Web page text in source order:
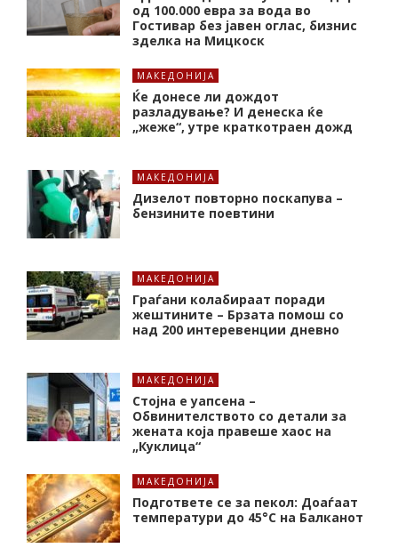
од 100.000 евра за вода во
Гостивар без јавен оглас, бизнис
зделка на Мицкоск
МАКЕДОНИЈА
Ќе донесе ли дождот
разладување? И денеска ќе
„жеже“, утре краткотраен дожд
МАКЕДОНИЈА
Дизелот повторно поскапува –
бензините поевтини
МАКЕДОНИЈА
Граѓани колабираат поради
жештините – Брзата помош со
над 200 интеревенции дневно
МАКЕДОНИЈА
Стојна е уапсена –
Обвинителството со детали за
жената која правеше хаос на
„Куклица“
МАКЕДОНИЈА
Подгответе се за пекол: Доаѓаат
температури до 45°C на Балканот